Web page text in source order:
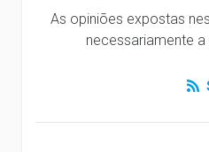
As opiniões expostas
necessariamente